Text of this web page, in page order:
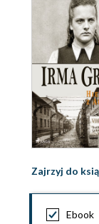
Zajrzyj do
Ebook